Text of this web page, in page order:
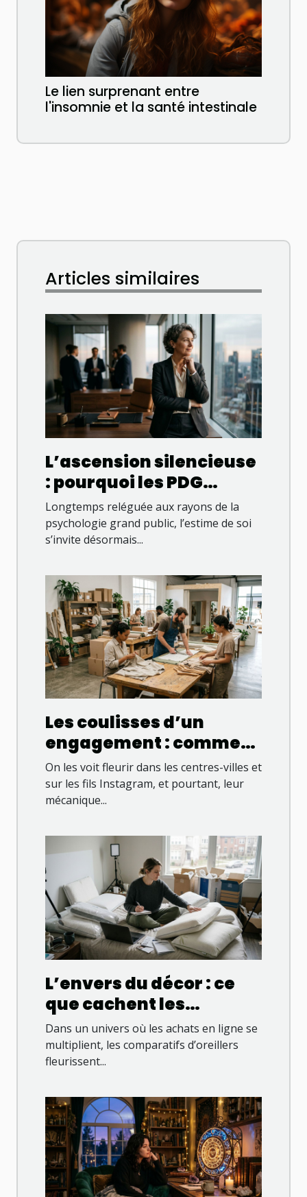
Le lien surprenant entre
l'insomnie et la santé intestinale
Articles similaires
L’ascension silencieuse
: pourquoi les PDG
valorisent améliorer
son estime de soi dans
le leadership
Longtemps reléguée aux rayons de la
psychologie grand public, l’estime de soi
s’invite désormais...
Les coulisses d’un
engagement : comment
une boutique
responsable change la
donne
On les voit fleurir dans les centres-villes et
sur les fils Instagram, et pourtant, leur
mécanique...
L’envers du décor : ce
que cachent les
comparatifs d’oreillers
en ligne
Dans un univers où les achats en ligne se
multiplient, les comparatifs d’oreillers
fleurissent...